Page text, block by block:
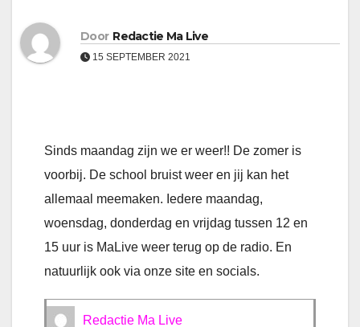
Door Redactie Ma Live
15 SEPTEMBER 2021
Sinds maandag zijn we er weer!! De zomer is
voorbij. De school bruist weer en jij kan het
allemaal meemaken. Iedere maandag,
woensdag, donderdag en vrijdag tussen 12 en
15 uur is MaLive weer terug op de radio. En
natuurlijk ook via onze site en socials.
Redactie Ma Live